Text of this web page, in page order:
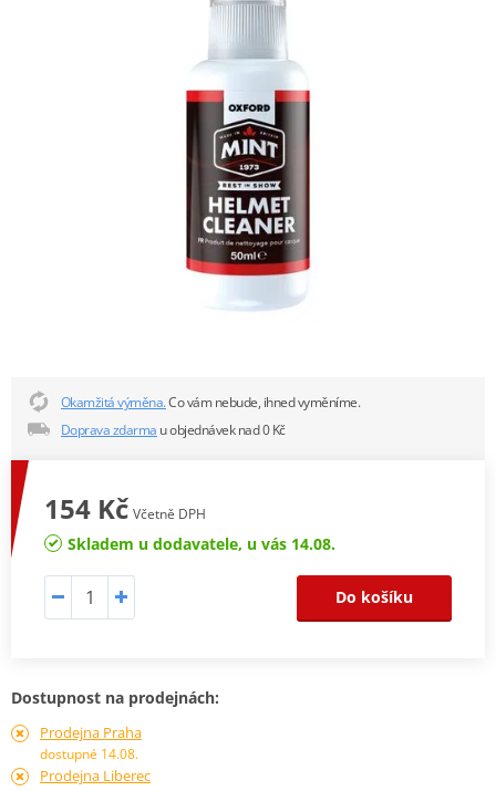
Okamžitá výměna.Co vám nebude, ihned vyměníme.
Doprava zdarma u objednávek nad 0 Kč
154 Kč Včetně DPH
Skladem u dodavatele, u vás 14.08.
Do košíku
Dostupnost na prodejnách:
Prodejna Praha
dostupné 14.08.
Prodejna Liberec